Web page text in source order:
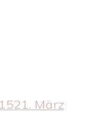
21. März